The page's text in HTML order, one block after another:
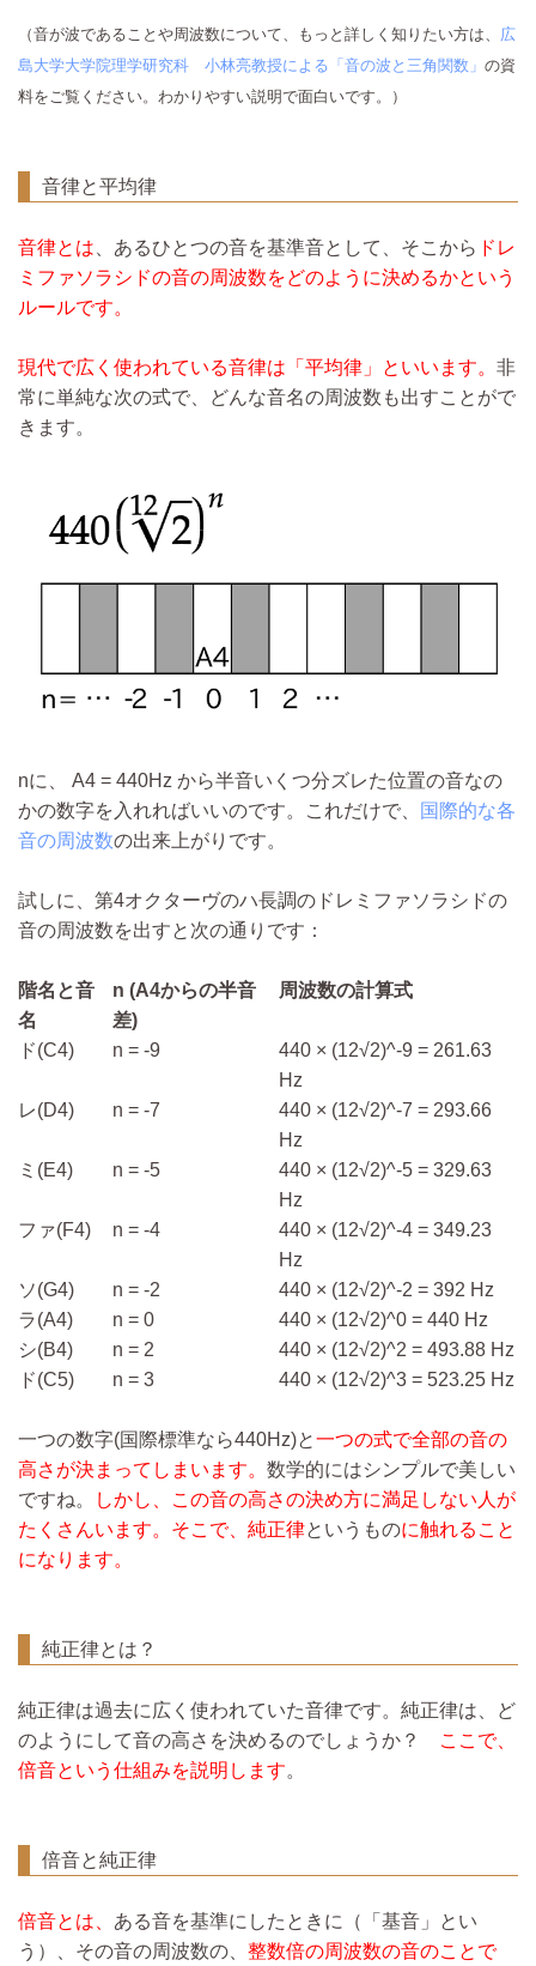
（音が波であることや周波数について、もっと詳しく知りたい方は、 広
島大学大学院理学研究科 小林亮教授による「音の波と三角関数」 の資
料をご覧ください。わかりやすい説明で面白いです。）
音律と平均律
音律とは 、あるひとつの音を基準音として、そこから ドレ
ミファソラシドの音の周波数をどのように決めるかという
ルールです。
現代で広く使われている音律は「平均律」といいます。 非
常に単純な次の式で、どんな音名の周波数も出すことがで
きます。
nに、 A4 = 440Hz から半音いくつ分ズレた位置の音なの
かの数字を入れればいいのです。これだけで、
国際的な各
音の周波数の出来上がりです。
試しに、第4オクターヴのハ長調のドレミファソラシドの
音の周波数を出すと次の通りです：
階名と音
名
n (A4からの半音
差)
周波数の計算式
ド(C4) n = -9
440 × (12√2)^-9 = 261.63
Hz
レ(D4)
n = -7
440 × (12√2)^-7 = 293.66
Hz
ミ(E4)
n = -5
440 × (12√2)^-5 = 329.63
Hz
ファ(F4)
n = -4
440 × (12√2)^-4 = 349.23
Hz
ソ(G4)
n = -2
440 × (12√2)^-2 = 392 Hz
ラ(A4)
n = 0
440 × (12√2)^0 = 440 Hz
シ(B4)
n = 2
440 × (12√2)^2 = 493.88 Hz
ド(C5)
n = 3 440 × (12√2)^3 = 523.25 Hz
一つの数字(国際標準なら440Hz)と一つの式で全部の音の
高さが決まってしまいます。 数学的にはシンプルで美しい
ですね。
しかし、この音の高さの決め方に満足しない人が
たくさんいます。そこで、純正律というものに触れること
になります。
純正律とは？
純正律は過去に広く使われていた音律です。純正律は、ど
のようにして音の高さを決めるのでしょうか？
ここで、
倍音という仕組みを説明します。
倍音と純正律
倍音とは、 ある音を基準にしたときに（「基音」とい
う）、その音の周波数の、 整数倍の周波数の音のことで